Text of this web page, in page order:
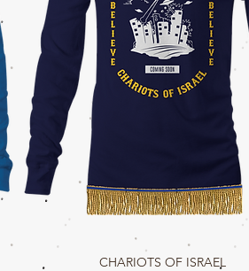
Schnellansicht
CHARIOTS OF ISRAEL